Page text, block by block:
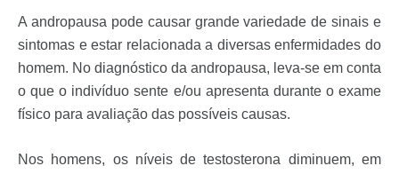
A andropausa pode causar grande variedade de sinais e
sintomas e estar relacionada a diversas enfermidades do
homem. No diagnóstico da andropausa, leva-se em conta
o que o indivíduo sente e/ou apresenta durante o exame
físico para avaliação das possíveis causas.
Nos homens, os níveis de testosterona diminuem, em